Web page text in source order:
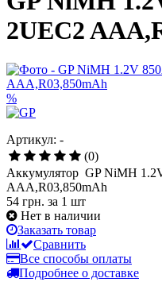
2UEC2
%
Артикул: -
(0)
Аккумулятор GP NiMH
AAA,R03,850mAh
54 грн. за 1 шт
Нет в наличии
Заказать товар
Сравнить
Все способы оплаты
Подробнее о доставке